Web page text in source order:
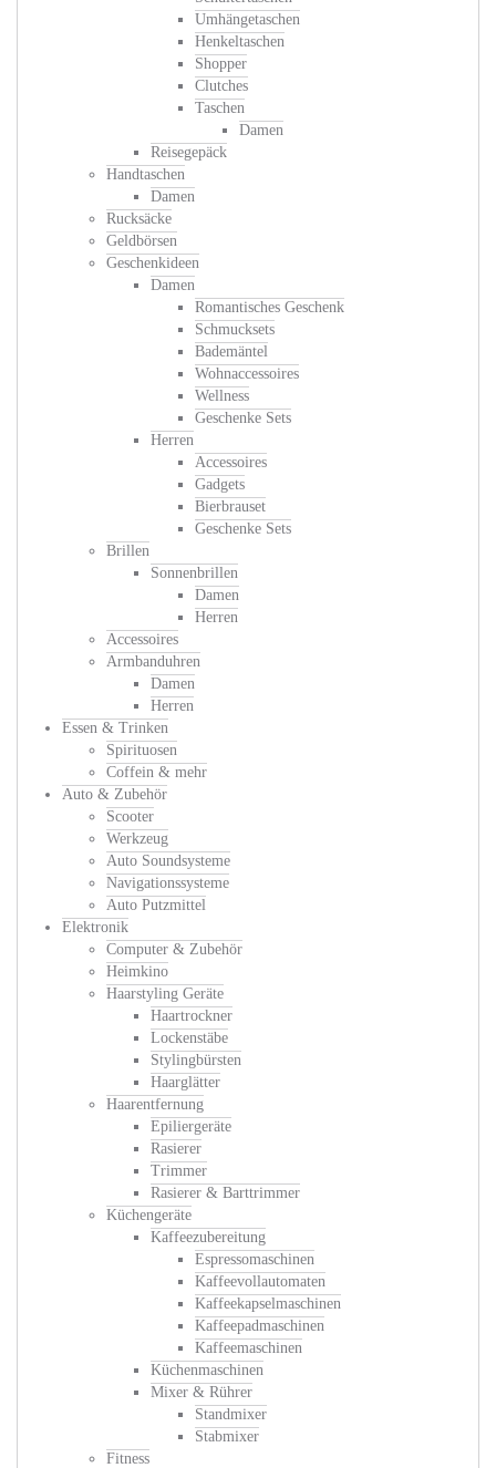
Umhängetaschen
Henkeltaschen
Shopper
Clutches
Taschen
Damen
Reisegepäck
Handtaschen
Damen
Rucksäcke
Geldbörsen
Geschenkideen
Damen
Romantisches Geschenk
Schmucksets
Bademäntel
Wohnaccessoires
Wellness
Geschenke Sets
Herren
Accessoires
Gadgets
Bierbrauset
Geschenke Sets
Brillen
Sonnenbrillen
Damen
Herren
Accessoires
Armbanduhren
Damen
Herren
Essen & Trinken
Spirituosen
Coffein & mehr
Auto & Zubehör
Scooter
Werkzeug
Auto Soundsysteme
Navigationssysteme
Auto Putzmittel
Elektronik
Computer & Zubehör
Heimkino
Haarstyling Geräte
Haartrockner
Lockenstäbe
Stylingbürsten
Haarglätter
Haarentfernung
Epiliergeräte
Rasierer
Trimmer
Rasierer & Barttrimmer
Küchengeräte
Kaffeezubereitung
Espressomaschinen
Kaffeevollautomaten
Kaffeekapselmaschinen
Kaffeepadmaschinen
Kaffeemaschinen
Küchenmaschinen
Mixer & Rührer
Standmixer
Stabmixer
Fitness